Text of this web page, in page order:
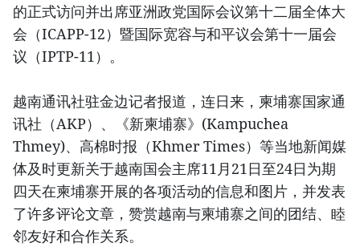
的正式访问并出席亚洲政党国际会议第十二届全体大
会（ICAPP-12）暨国际宽容与和平议会第十一届会
议（IPTP-11）。
越南通讯社驻金边记者报道，连日来，柬埔寨国家通
讯社（AKP）、《新柬埔寨》(Kampuchea
Thmey)、高棉时报（Khmer Times）等当地新闻媒
体及时更新关于越南国会主席11月21日至24日为期
四天在柬埔寨开展的各项活动的信息和图片，并发表
了许多评论文章，赞赏越南与柬埔寨之间的团结、睦
邻友好和合作关系。